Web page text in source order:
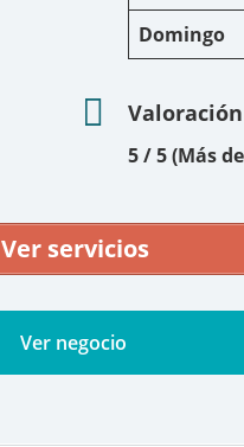
Domingo
5 / 5 (Más
Ver servicios
Ver negocio